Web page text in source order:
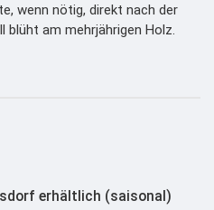
wenn nötig, direkt nach der
blüht am mehrjährigen Holz.
erhältlich (saisonal)